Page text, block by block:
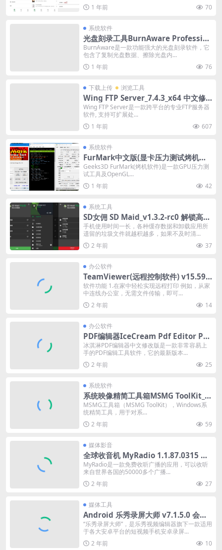
1 年前
70
系统软件
光盘刻录工具BurnAware Profession
al 18.7.0 中文修改版
BurnAware是一款功能强大的光盘刻录软件，它
包含了复制光盘数据、擦除光盘内...
1 年前
76
下载上传 浏览工具
Wing FTP Server_7.4.3_x64 中文修
改企业版
Wing FTP Server是一款跨平台的专业FTP服务器
软件, 支持可扩展处...
1 年前
607
系统软件
FurMark中文版(显卡压力测试烤机软
件)v1.39.1.0
Geeks3D FurMark(烤机软件)是一款GPU压力测
试工具及OpenGL...
1 年前
42
系统工具
SD女佣 SD Maid_v1.3.2-rc0 解锁高级
版
手机使用时间一长，各种缓存数据和卸载应用所
遗留的垃圾文件就越积越多，如果不及时清...
2 年前
37
办公软件
TeamViewer(远程控制软件) v15.59.3
官方绿色版
软件功能 1.在家中轻松实现远程打印 例如，从家
中连线办公室，无需文件传输，即可...
2 年前
14
办公软件
PDF编辑器IceCream Pdf Editor Pro
_v3.27_修改便携版
冰淇淋PDF编辑器中文修改版是一款非常容易上
手的PDF编辑工具软件，它的最新版本...
2 年前
25
系统软件
系统映像精简工具箱MSMG ToolKit_v
13.7中文版
MSMG工具箱（MSMG ToolKit），Windows系
统精简工具，用于对系...
2 年前
59
媒体影音
全球收音机 MyRadio 1.1.87.0315 解
锁VIP版
MyRadio是一款免费收听广播的应用，可以收听
来自世界各国的50000多个广播...
2 年前
27
媒体工具
Android 乐秀录屏大师 v7.1.5.0 会员
修改版
“乐秀录屏大师”，是乐秀视频编辑器旗下一款适用
于各大安卓平台的短视频手机安卓录屏...
2 年前
10